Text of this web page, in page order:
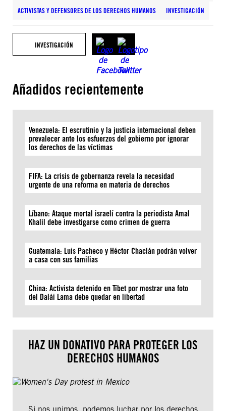
ACTIVISTAS Y DEFENSORES DE LOS DERECHOS HUMANOS INVESTIGACIÓN
INVESTIGACIÓN
Añadidos recientemente
Venezuela: El escrutinio y la justicia internacional deben
prevalecer ante los esfuerzos del gobierno por ignorar
los derechos de las víctimas
FIFA: La crisis de gobernanza revela la necesidad
urgente de una reforma en materia de derechos
Líbano: Ataque mortal israelí contra la periodista Amal
Khalil debe investigarse como crimen de guerra
Guatemala: Luis Pacheco y Héctor Chaclán podrán volver
a casa con sus familias
China: Activista detenido en Tíbet por mostrar una foto
del Dalái Lama debe quedar en libertad
HAZ UN DONATIVO PARA PROTEGER LOS
DERECHOS HUMANOS